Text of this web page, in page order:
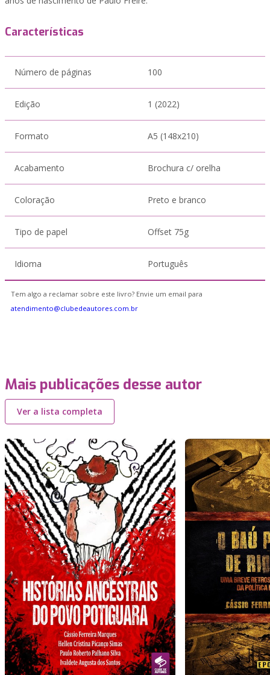
Características
Número de páginas 100
Edição 1 (2022)
Formato A5 (148x210)
Acabamento Brochura c/ orelha
Coloração Preto e branco
Tipo de papel Offset 75g
Idioma Português
Tem algo a reclamar sobre este livro? Envie um email para
atendimento@clubedeautores.com.br
Mais publicações desse autor
Ver a lista completa